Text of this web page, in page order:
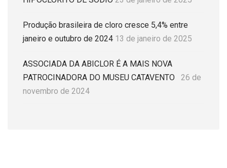
Produção brasileira de cloro cresce 5,4% entre
janeiro e outubro de 2024 13 de janeiro de 2025
ASSOCIADA DA ABICLOR É A MAIS NOVA
PATROCINADORA DO MUSEU CATAVENTO
26 de
novembro de 2024